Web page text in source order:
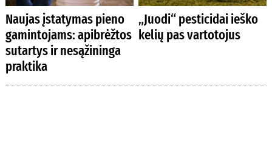
Naujas įstatymas pieno
gamintojams: apibrėžtos
sutartys ir nesąžininga
praktika
„Juodi“ pesticidai ieško
kelių pas vartotojus